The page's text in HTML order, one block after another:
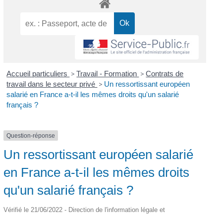
Accueil particuliers > Travail - Formation > Contrats de
travail dans le secteur privé > Un ressortissant européen
salarié en France a-t-il les mêmes droits qu'un salarié
français ?
Question-réponse
Un ressortissant européen salarié
en France a-t-il les mêmes droits
qu'un salarié français ?
Vérifié le 21/06/2022 - Direction de l'information légale et